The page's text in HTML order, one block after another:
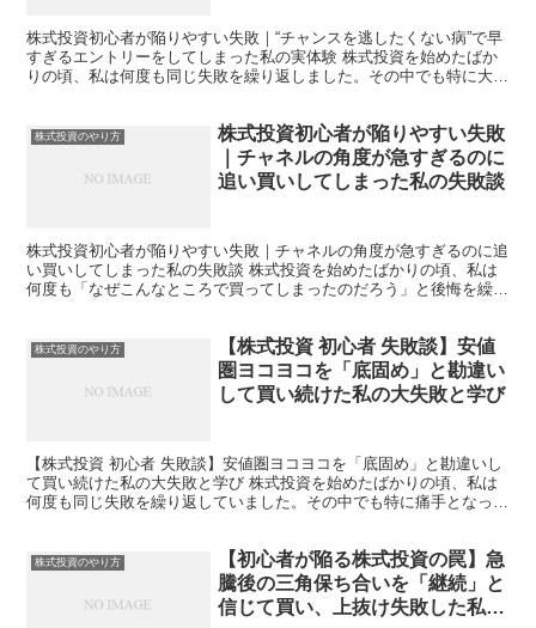
株式投資初心者が陥りやすい失敗｜“チャンスを逃したくない病”で早
すぎるエントリーをしてしまった私の実体験 株式投資を始めたばか
りの頃、私は何度も同じ失敗を繰り返しました。その中でも特に大き
株式投資のやり方
株式投資初心者が陥りやすい失敗
｜チャネルの角度が急すぎるのに
追い買いしてしまった私の失敗談
株式投資初心者が陥りやすい失敗｜チャネルの角度が急すぎるのに追
い買いしてしまった私の失敗談 株式投資を始めたばかりの頃、私は
何度も「なぜこんなところで買ってしまったのだろう」と後悔を繰り
株式投資のやり方
【株式投資 初心者 失敗談】安値
圏ヨコヨコを「底固め」と勘違い
して買い続けた私の大失敗と学び
【株式投資 初心者 失敗談】安値圏ヨコヨコを「底固め」と勘違いし
て買い続けた私の大失敗と学び 株式投資を始めたばかりの頃、私は
何度も同じ失敗を繰り返していました。その中でも特に痛手となった
株式投資のやり方
【初心者が陥る株式投資の罠】急
騰後の三角保ち合いを「継続」と
信じて買い、上抜け失敗した私の